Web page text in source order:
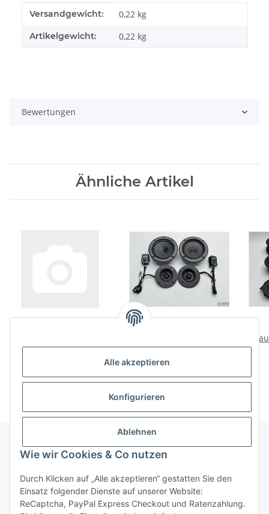
Alle akzeptieren
Konfigurieren
Ablehnen
Wie wir Cookies & Co nutzen
Durch Klicken auf „Alle akzeptieren“ gestatten Sie den
Einsatz folgender Dienste auf unserer Website:
ReCaptcha, PayPal Express Checkout und Ratenzahlung.
Produkteigenschaft
Wert
Versandgewicht: 0,22 kg
Artikelgewicht: 0,22 kg
Bewertungen
Ähnliche Artikel
Hertz ML 1800.3 mit
628,00 €*
Porsche 928 S4 SS8
269,00 €*
Gesetzliche Informationen